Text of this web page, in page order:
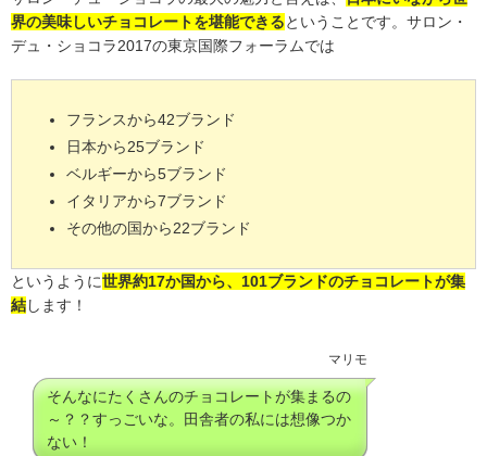
界の美味しいチョコレートを堪能できるということです。サロン・
デュ・ショコラ2017の東京国際フォーラムでは
フランスから42ブランド
日本から25ブランド
ベルギーから5ブランド
イタリアから7ブランド
その他の国から22ブランド
というように世界約17か国から、101ブランドのチョコレートが集
結します！
マリモ
そんなにたくさんのチョコレートが集まるの
～？？すっごいな。田舎者の私には想像つか
ない！